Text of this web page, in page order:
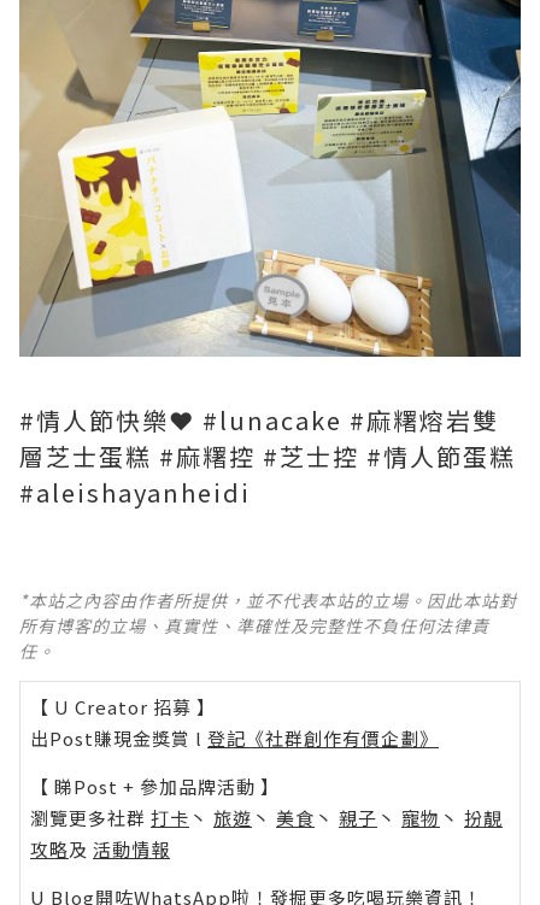
#情人節快樂❤️ #lunacake #麻糬熔岩雙
層芝士蛋糕 #麻糬控 #芝士控 #情人節蛋糕
#aleishayanheidi
*本站之內容由作者所提供，並不代表本站的立場。因此本站對
所有博客的立場、真實性、準確性及完整性不負任何法律責
任。
【 U Creator 招募 】
出Post賺現金獎賞 l 登記《社群創作有價企劃》
【 睇Post + 參加品牌活動 】
瀏覽更多社群 打卡 丶 旅遊 丶 美食 丶 親子 丶 寵物 丶 扮靚
攻略及 活動情報
U Blog開咗WhatsApp啦！發掘更多吃喝玩樂資訊！